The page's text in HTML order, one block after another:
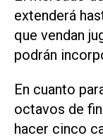
extenderá
que vendan
podrán
En cuanto
octavos de
hacer cinco